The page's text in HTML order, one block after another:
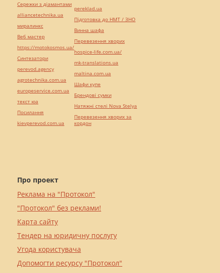
Про проект
Реклама на "Протокол"
"Протокол" без реклами!
Карта сайту
Тендер на юридичну послугу
Угода користувача
Допомогти ресурсу "Протокол"
Сережки з діамантами
alliancetechnika.ua
миралинкс
Веб мастер
https://motokosmos.ua/
Синтезатори
perevod.agency
agrotechnika.com.ua
europeservice.com.ua
текст юа
Посилання
kievperevod.com.ua
pereklad.ua
Підготовка до НМТ / ЗНО
Винна шафа
Перевезення хворих
hospice-life.com.ua/
mk-translations.ua
maltina.com.ua
Шафи купе
Брендові сумки
Натяжні стелі Nova Stelya
Перевезення хворих за
кордон